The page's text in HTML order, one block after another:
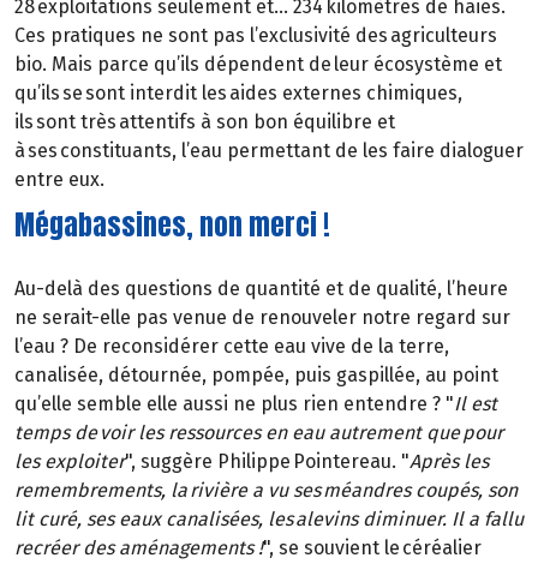
28 exploitations seulement et… 234 kilomètres de haies.
Ces pratiques ne sont pas l’exclusivité des agriculteurs
bio. Mais parce qu’ils dépendent de leur écosystème et
qu’ils se sont interdit les aides externes chimiques,
ils sont très attentifs à son bon équilibre et
à ses constituants, l’eau permettant de les faire dialoguer
entre eux.
Mégabassines, non merci !
Au-delà des questions de quantité et de qualité, l’heure
ne serait-elle pas venue de renouveler notre regard sur
l’eau ? De reconsidérer cette eau vive de la terre,
canalisée, détournée, pompée, puis gaspillée, au point
qu’elle semble elle aussi ne plus rien entendre ? "Il est
temps de voir les ressources en eau autrement que pour
les exploiter", suggère Philippe Pointereau. "Après les
remembrements, la rivière a vu ses méandres coupés, son
lit curé, ses eaux canalisées, les alevins diminuer. Il a fallu
recréer des aménagements !", se souvient le céréalier